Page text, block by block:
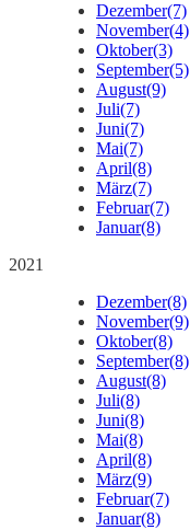
Dezember(7)
November(4)
Oktober(3)
September(5)
August(9)
Juli(7)
Juni(7)
Mai(7)
April(8)
März(7)
Februar(7)
Januar(8)
2021
Dezember(8)
November(9)
Oktober(8)
September(8)
August(8)
Juli(8)
Juni(8)
Mai(8)
April(8)
März(9)
Februar(7)
Januar(8)